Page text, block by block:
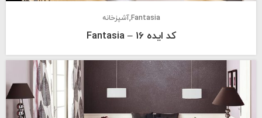
Fantasia آشپزخانه
کد ایده 16 – Fantasia